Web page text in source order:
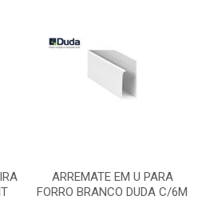
ARREMATE EM U PARA
FORRO BRANCO DUDA C/6M